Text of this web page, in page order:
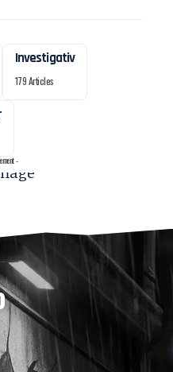
Investigativ
179 Articles
-